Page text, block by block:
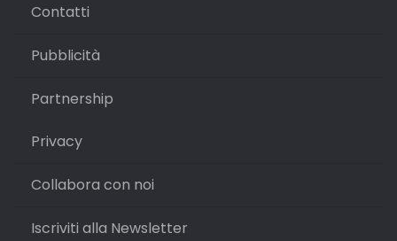
Contatti
Pubblicità
Partnership
Privacy
Collabora con noi
Iscriviti alla Newsletter